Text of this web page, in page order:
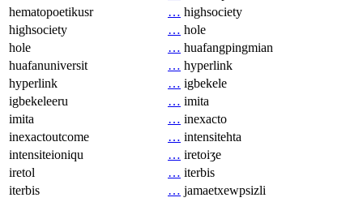
hematopoetikusr
… highsociety
highsociety
… hole
hole
… huafangpingmian
huafanuniversit
… hyperlink
hyperlink
… igbekele
igbekeleeru
… imita
imita
… inexacto
inexactoutcome
… intensitehta
intensiteioniqu
… iretoiʒe
iretol
… iterbis
iterbis
… jamaetxewpsizli